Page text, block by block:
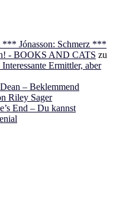
Jónasson: Schmerz ***
- BOOKS AND CATS zu
Ermittler, aber
– Beklemmend
Riley Sager
End – Du kannst